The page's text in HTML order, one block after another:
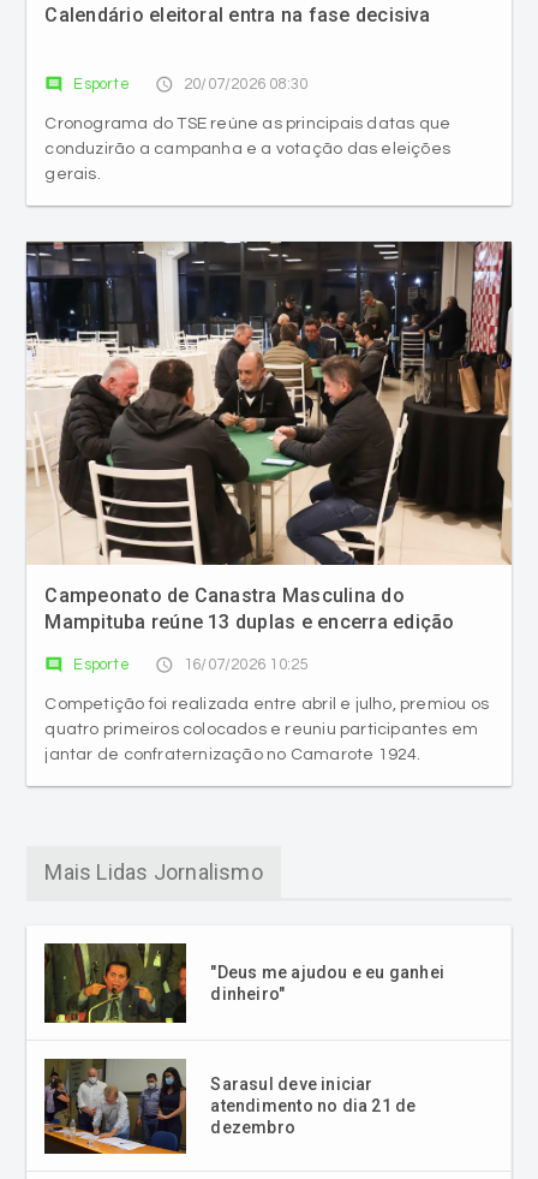
Calendário eleitoral entra na fase decisiva
comment Esporte access_time 20/07/2026 08:30
Cronograma do TSE reúne as principais datas que
conduzirão a campanha e a votação das eleições
gerais.
Campeonato de Canastra Masculina do
Mampituba reúne 13 duplas e encerra edição
comment Esporte access_time 16/07/2026 10:25
Competição foi realizada entre abril e julho, premiou os
quatro primeiros colocados e reuniu participantes em
jantar de confraternização no Camarote 1924.
Mais Lidas Jornalismo
"Deus me ajudou e eu ganhei
dinheiro"
Sarasul deve iniciar
atendimento no dia 21 de
dezembro